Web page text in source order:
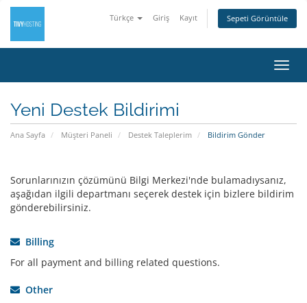
Türkçe Giriş Kayıt Sepeti Görüntüle
Yeni Destek Bildirimi
Ana Sayfa Müşteri Paneli Destek Taleplerim Bildirim Gönder
Sorunlarınızın çözümünü Bilgi Merkezi'nde bulamadıysanız,
aşağıdan ilgili departmanı seçerek destek için bizlere bildirim
gönderebilirsiniz.
Billing
For all payment and billing related questions.
Other